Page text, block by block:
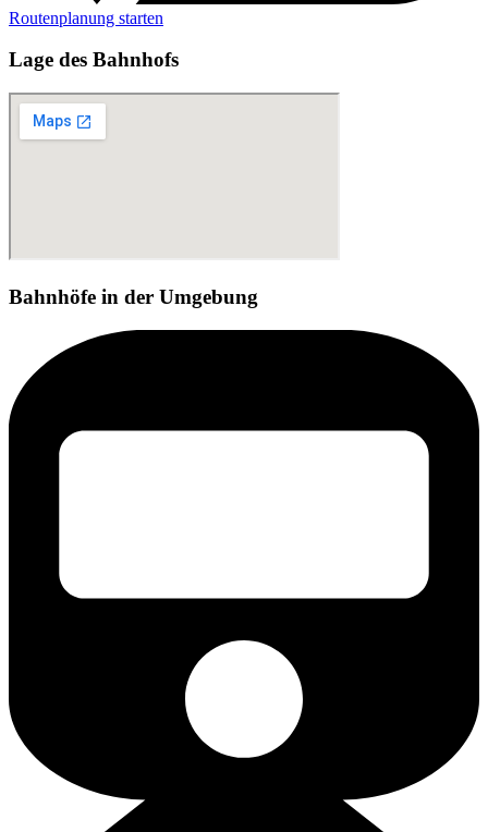
Routenplanung starten
Lage des Bahnhofs
Bahnhöfe in der Umgebung